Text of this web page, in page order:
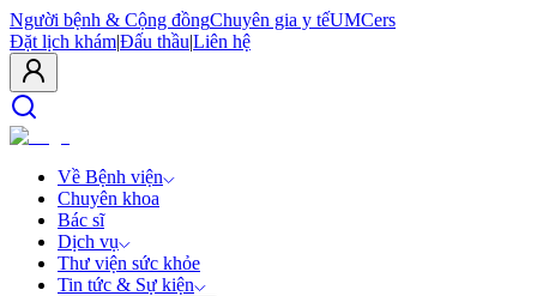
Người bệnh & Cộng đồngChuyên gia y tếUMCers
Đặt lịch khám|Đấu thầu|Liên hệ
Về Bệnh viện
Chuyên khoa
Bác sĩ
Dịch vụ
Thư viện sức khỏe
Tin tức & Sự kiện